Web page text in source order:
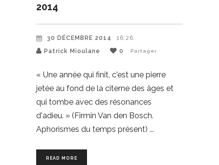
2014
30 DÉCEMBRE 2014
16:26
Patrick Mioulane
0 Partager
« Une année qui finit, c'est une pierre
jetée au fond de la citerne des âges et
qui tombe avec des résonances
d'adieu. » (Firmin Van den Bosch.
Aphorismes du temps présent)
READ MORE